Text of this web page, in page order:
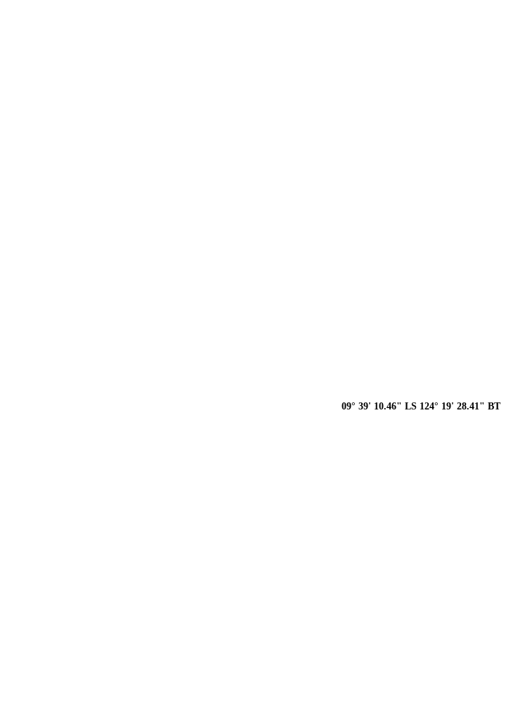
09° 39' 10.46" LS 124° 19' 28.41" BT